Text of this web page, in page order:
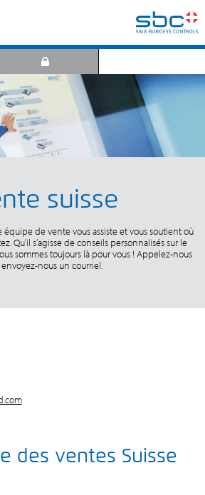
suisse
équipe de vente vous assiste et vous soutient où
Qu’il s’agisse de conseils personnalisés sur le
sommes toujours là pour vous ! Appelez-nous
nous un courriel.
des ventes Suisse